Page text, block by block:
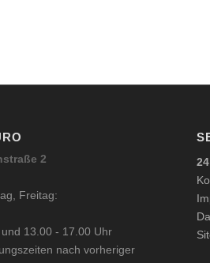
2
Freitag:
13.00 - 17.00 Uhr
nach vorheriger